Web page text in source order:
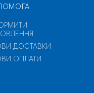
ДОСТАВКИ
ОПЛАТИ